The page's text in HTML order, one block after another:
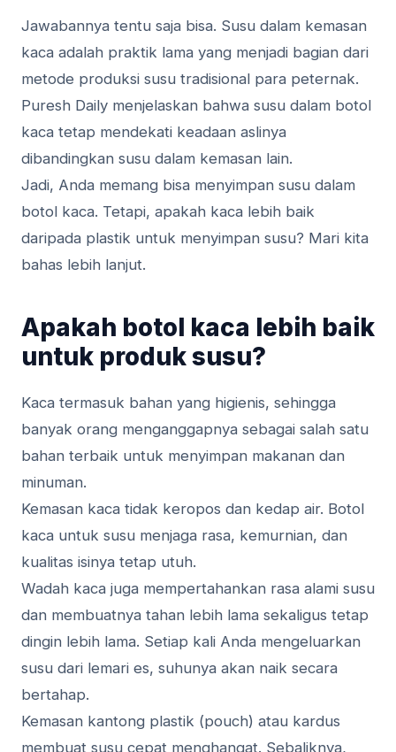
Jawabannya tentu saja bisa. Susu dalam kemasan
kaca adalah praktik lama yang menjadi bagian dari
metode produksi susu tradisional para peternak.
Puresh Daily menjelaskan bahwa susu dalam botol
kaca tetap mendekati keadaan aslinya
dibandingkan susu dalam kemasan lain.
Jadi, Anda memang bisa menyimpan susu dalam
botol kaca. Tetapi, apakah kaca lebih baik
daripada plastik untuk menyimpan susu? Mari kita
bahas lebih lanjut.
Apakah botol kaca lebih baik
untuk produk susu?
Kaca termasuk bahan yang higienis, sehingga
banyak orang menganggapnya sebagai salah satu
bahan terbaik untuk menyimpan makanan dan
minuman.
Kemasan kaca tidak keropos dan kedap air. Botol
kaca untuk susu menjaga rasa, kemurnian, dan
kualitas isinya tetap utuh.
Wadah kaca juga mempertahankan rasa alami susu
dan membuatnya tahan lebih lama sekaligus tetap
dingin lebih lama. Setiap kali Anda mengeluarkan
susu dari lemari es, suhunya akan naik secara
bertahap.
Kemasan kantong plastik (pouch) atau kardus
membuat susu cepat menghangat. Sebaliknya,